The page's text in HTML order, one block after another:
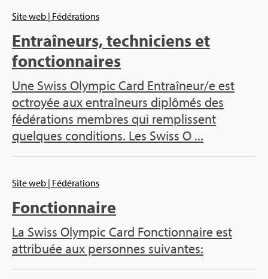
Site web | Fédérations
Entraîneurs, techniciens et
fonctionnaires
Une Swiss Olympic Card Entraîneur/e est
octroyée aux entraîneurs diplômés des
fédérations membres qui remplissent
quelques conditions. Les Swiss O ...
Site web | Fédérations
Fonctionnaire
La Swiss Olympic Card Fonctionnaire est
attribuée aux personnes suivantes: